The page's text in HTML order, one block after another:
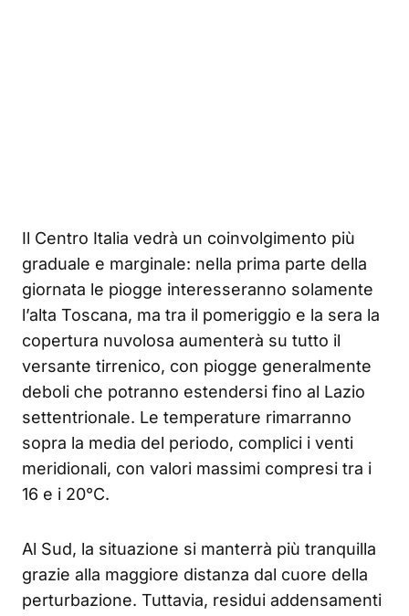
Il Centro Italia vedrà un coinvolgimento più
graduale e marginale: nella prima parte della
giornata le piogge interesseranno solamente
l’alta Toscana, ma tra il pomeriggio e la sera la
copertura nuvolosa aumenterà su tutto il
versante tirrenico, con piogge generalmente
deboli che potranno estendersi fino al Lazio
settentrionale. Le temperature rimarranno
sopra la media del periodo, complici i venti
meridionali, con valori massimi compresi tra i
16 e i 20°C.
Al Sud, la situazione si manterrà più tranquilla
grazie alla maggiore distanza dal cuore della
perturbazione. Tuttavia, residui addensamenti